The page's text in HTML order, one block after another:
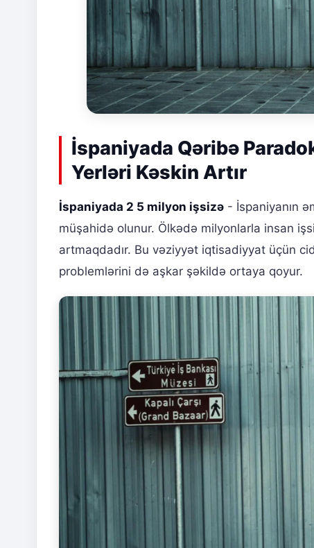
İspaniyada Qəribə
Yerləri Kəskin Artır
İspaniyada 2 5 milyon işsizə - İspaniyanın
müşahidə olunur. Ölkədə milyonlarla insan
artmaqdadır. Bu vəziyyət iqtisadiyyat üçün
problemlərini də aşkar şəkildə ortaya qoyur.